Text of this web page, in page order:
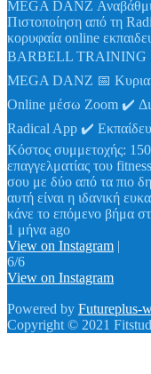
MEGA DANZ
Πιστοποίηση από τη
κορυφαία online
BARBELL TRAINING
MEGA DANZ 📅
Online μέσω Zoom ✔️
Radical App ✔️
Κόστος συμμετοχής:
επαγγελματίας του
σου με δύο από τα πιο
αυτή είναι η ιδανική
κάνε το επόμενο βήμα
1 μήνα ago
View on Instagram |
6/6
View on Instagram
Powered by Futureplus-
Copyright © 2021